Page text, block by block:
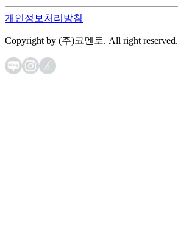
개인정보처리방침
Copyright by (주)코멘토. All right reserved.